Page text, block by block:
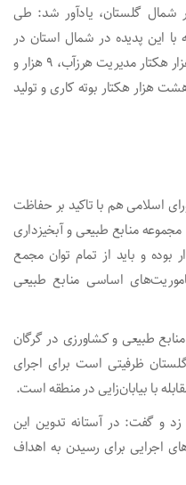
شمال گلستان، یادآور شد: طی
با این پدیده در شمال استان در
سطح ۲۲ هزار هکتار حفاظت و قرق، ۹ هزار هکتار مدیریت هرزآب، ۹ هزار و
هشت هزار هکتار بوته کاری و تولید
اسلامی هم با تاکید بر حفاظت
منابع طبیعی و آبخیزداری
بوده و باید از تمام توان مجمع
اساسی منابع طبیعی
طبیعی و کشاورزی در گرگان
استان گلستان ظرفیتی است برای اجرای
با بیابان‌زایی در منطقه است.
و گفت: در آستانه تدوین این
اجرایی برای رسیدن به اهداف